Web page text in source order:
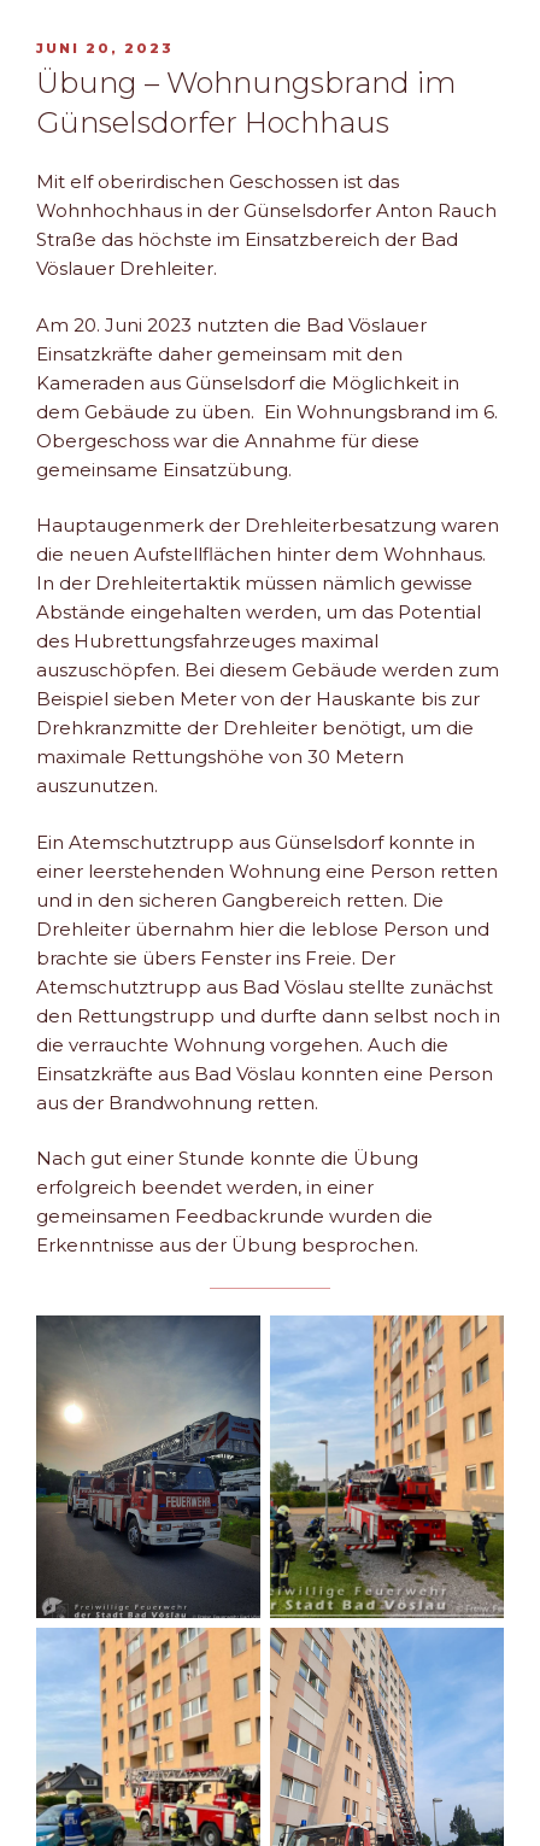
VERÖFFENTLICHT
AM
JUNI 20, 2023
Übung – Wohnungsbrand im
Günselsdorfer Hochhaus
Mit elf oberirdischen Geschossen ist das
Wohnhochhaus in der Günselsdorfer Anton Rauch
Straße das höchste im Einsatzbereich der Bad
Vöslauer Drehleiter.
Am 20. Juni 2023 nutzten die Bad Vöslauer
Einsatzkräfte daher gemeinsam mit den
Kameraden aus Günselsdorf die Möglichkeit in
dem Gebäude zu üben. Ein Wohnungsbrand im 6.
Obergeschoss war die Annahme für diese
gemeinsame Einsatzübung.
Hauptaugenmerk der Drehleiterbesatzung waren
die neuen Aufstellflächen hinter dem Wohnhaus.
In der Drehleitertaktik müssen nämlich gewisse
Abstände eingehalten werden, um das Potential
des Hubrettungsfahrzeuges maximal
auszuschöpfen. Bei diesem Gebäude werden zum
Beispiel sieben Meter von der Hauskante bis zur
Drehkranzmitte der Drehleiter benötigt, um die
maximale Rettungshöhe von 30 Metern
auszunutzen.
Ein Atemschutztrupp aus Günselsdorf konnte in
einer leerstehenden Wohnung eine Person retten
und in den sicheren Gangbereich retten. Die
Drehleiter übernahm hier die leblose Person und
brachte sie übers Fenster ins Freie. Der
Atemschutztrupp aus Bad Vöslau stellte zunächst
den Rettungstrupp und durfte dann selbst noch in
die verrauchte Wohnung vorgehen. Auch die
Einsatzkräfte aus Bad Vöslau konnten eine Person
aus der Brandwohnung retten.
Nach gut einer Stunde konnte die Übung
erfolgreich beendet werden, in einer
gemeinsamen Feedbackrunde wurden die
Erkenntnisse aus der Übung besprochen.